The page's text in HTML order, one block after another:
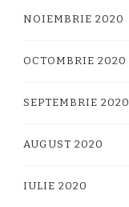
NOIEMBRIE 2020
OCTOMBRIE 2020
SEPTEMBRIE 2020
AUGUST 2020
IULIE 2020